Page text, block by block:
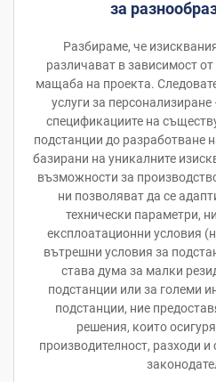
за
Разбираме, че
различават в зависимост
мащаба на проекта.
услуги за
спецификациите на
подстанции до разработване
базирани на уникалните
възможности за
ни позволяват да се
технически параметри,
експлоатационни условия
вътрешни условия за
става дума за малки
подстанции или за големи
подстанции, ние
решения, които
производителност, разходи и